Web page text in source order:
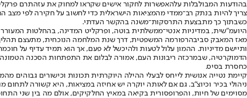
בהודעות המבולבלות עלהאפשרות לחקור אישים שקראו למחוק את עזהתרם
צריך להיות בנתק רב־ממדי מהמציאות הישראלית כדי לחשוב על חקירה לפי
כשבתוך כך מתבצעת התרסקות־משנה בהקשר העדתי.
היועמ"שית, במדיניות אנטי־ממשלתית בוטה, ופרקליט המדינה, בהחלטות
מאז המאבק סביבהרפורמה המשפטית, דרך שנת המלחמה הנוכחית, מתעצם
ותיישם מדיניות. ההמון עלול לטעות ולהיכשל לא פעם, אך הוא תמיד עדיף על
הדמוקרטיה, שבמרכזה ריבונות העם, אמורה לבלום את התפתחות הסכנה
כחסרת בסיס.
קיימת נטייה אנושית לייחס לבעלי ההילה היוקרתית תכונות וכישורים גבוהים
ניהולי בכיר וכיוצ"ב. גם אם לאותה יוקרה יש אחיזה במציאות, היא קשורה
מסוימים של חיות, והפרופסורית בקיאה במאיץ החלקיקים, אולם מה בין שני